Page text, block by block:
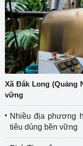
Xã Đắk Long (Quảng
vững
Nhiều địa phương
tiêu dùng bền vững